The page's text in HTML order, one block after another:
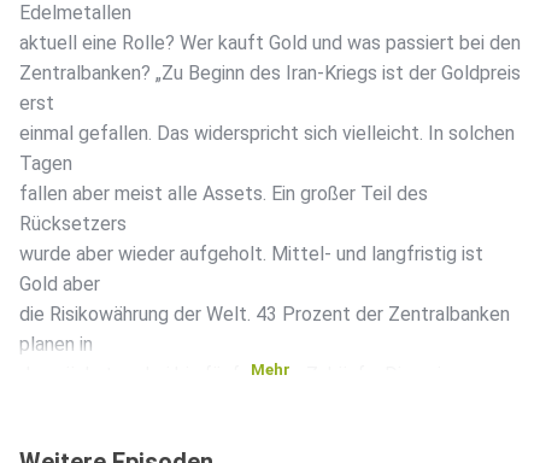
Edelmetallen
aktuell eine Rolle? Wer kauft Gold und was passiert bei den
Zentralbanken? „Zu Beginn des Iran-Kriegs ist der Goldpreis
erst
einmal gefallen. Das widerspricht sich vielleicht. In solchen
Tagen
fallen aber meist alle Assets. Ein großer Teil des
Rücksetzers
wurde aber wieder aufgeholt. Mittel- und langfristig ist
Gold aber
die Risikowährung der Welt. 43 Prozent der Zentralbanken
planen in
den nächsten drei bis fünf Jahren Zukäufe. Die agieren
Mehr